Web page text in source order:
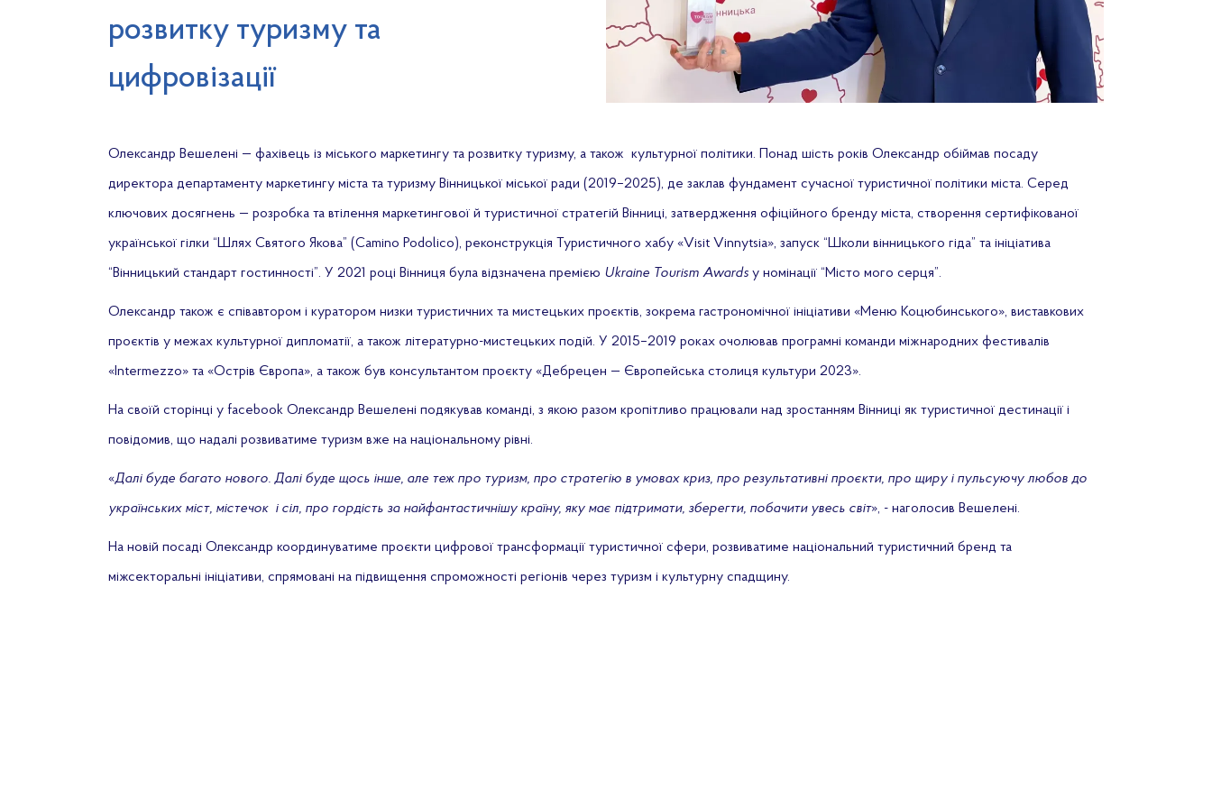
розвитку туризму та
цифровізації
Олександр Вешелені — фахівець із міського маркетингу та розвитку туризму, а також культурної політики. Понад шість років Олександр обіймав посаду
директора департаменту маркетингу міста та туризму Вінницької міської ради (2019–2025), де заклав фундамент сучасної туристичної політики міста. Серед
ключових досягнень — розробка та втілення маркетингової й туристичної стратегій Вінниці, затвердження офіційного бренду міста, створення сертифікованої
української гілки “Шлях Святого Якова” (Camino Podolico), реконструкція Туристичного хабу «Visit Vinnytsia», запуск “Школи вінницького гіда” та ініціатива
“Вінницький стандарт гостинності”. У 2021 році Вінниця була відзначена премією Ukraine Tourism Awardsу номінації “Місто мого серця”.
Олександр також є співавтором і куратором низки туристичних та мистецьких проєктів, зокрема гастрономічної ініціативи «Меню Коцюбинського», виставкових
проєктів у межах культурної дипломатії, а також літературно-мистецьких подій. У 2015–2019 роках очолював програмні команди міжнародних фестивалів
«Intermezzo» та «Острів Європа», а також був консультантом проєкту «Дебрецен — Європейська столиця культури 2023».
На своїй сторінці у facebook Олександр Вешелені подякував команді, з якою разом кропітливо працювали над зростанням Вінниці як туристичної дестинації і
повідомив, що надалі розвиватиме туризм вже на національному рівні.
«Далі буде багато нового. Далі буде щось інше, але теж про туризм, про стратегію в умовах криз, про результативні проєкти, про щиру і пульсуючу любов до
українських міст, містечок і сіл, про гордість за найфантастичнішу країну, яку має підтримати, зберегти, побачити увесь світ», - наголосив Вешелені.
На новій посаді Олександр координуватиме проєкти цифрової трансформації туристичної сфери, розвиватиме національний туристичний бренд та
міжсекторальні ініціативи, спрямовані на підвищення спроможності регіонів через туризм і культурну спадщину.